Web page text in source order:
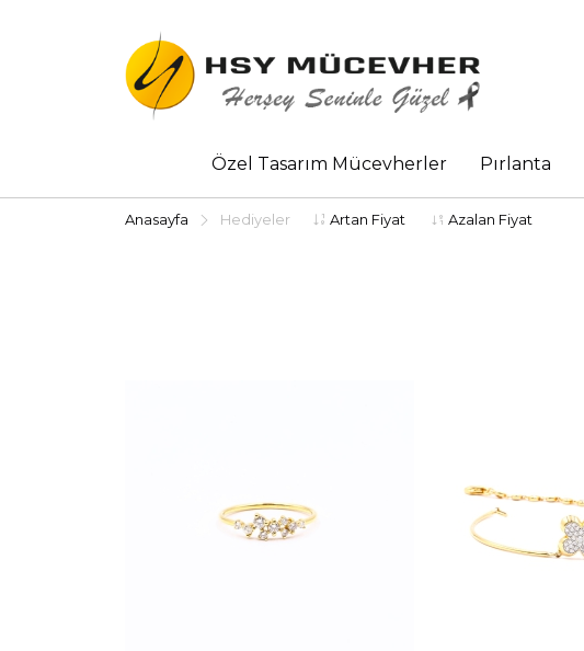
Özel Tasarım Mücevherler Pırlanta
Anasayfa Hediyeler Artan Fiyat Azalan Fiyat